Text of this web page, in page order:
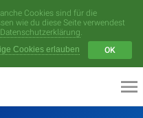
Cookies sind für die
wie du diese Seite verwendest
Datenschutzerklärung.
Cookies erlauben
OK
Menü
Videoarchiv